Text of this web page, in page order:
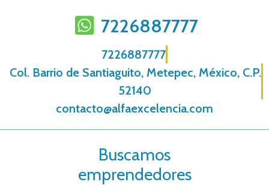
7226887777
7226887777
Col. Barrio de Santiaguito, Metepec, México, C.P.
52140
contacto@alfaexcelencia.com
Buscamos
emprendedores